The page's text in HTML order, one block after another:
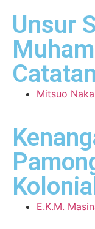
Unsur
Mitsuo
Kolonial
E.K.M.